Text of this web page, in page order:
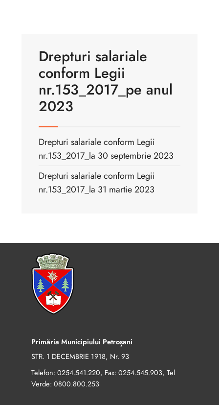
Drepturi salariale
conform Legii
nr.153_2017_pe anul
2023
Drepturi salariale conform Legii
nr.153_2017_la 30 septembrie 2023
Drepturi salariale conform Legii
nr.153_2017_la 31 martie 2023
Primăria Municipiului Petroșani
STR. 1 DECEMBRIE 1918, Nr. 93
Telefon: 0254.541.220, Fax: 0254.545.903, Tel
Verde: 0800.800.253